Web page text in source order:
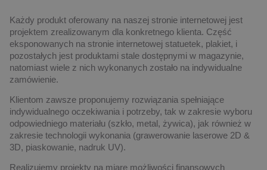
Każdy produkt oferowany na naszej stronie internetowej jest
projektem zrealizowanym dla konkretnego klienta. Część
eksponowanych na stronie internetowej statuetek, plakiet, i
pozostałych jest produktami stale dostępnymi w magazynie,
natomiast wiele z nich wykonanych zostało na indywidualne
zamówienie.
Klientom zawsze proponujemy rozwiązania spełniające
indywidualnego oczekiwania i potrzeby, tak w zakresie wyboru
odpowiedniego materiału (szkło, metal, żywica), jak również w
zakresie technologii wykonania (grawerowanie laserowe 2D &
3D, piaskowanie, nadruk UV).
Realizujemy projekty na miarę możliwości finansowych